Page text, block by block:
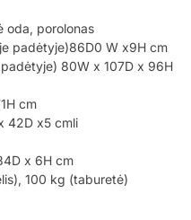
oda, porolonas
padėtyje)86D0 W x9H cm
80W x 107D x 96H
cm
42D x5 cmli
x 6H cm
100 kg (taburetė)